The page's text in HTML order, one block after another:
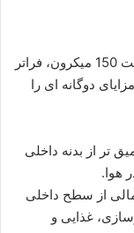
اعمال یک لایه پوشش داخلی اپوکسی با ضخامت 150 میکرون، فراتر
دوگانه‌ ای را
تر از بدنه داخلی
هوا.
از سطح داخلی
غذایی و